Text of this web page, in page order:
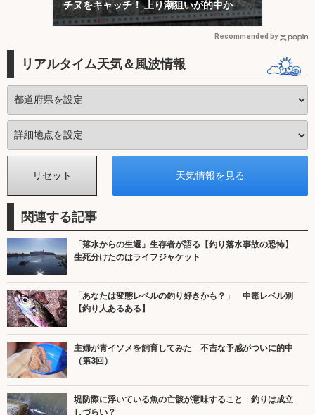
チヌをキャッチ！ 上り潮狙いが的中か
Recommended by
リアルタイム天気＆風波情報
関連する記事
「落水からの生還」生存者が語る【釣り落水事故の恐怖】
生死分けたのはライフジャケット
「あなたは変態レベルの釣り好きかも？」 中毒レベル別
【釣り人あるある】
主婦が青イソメを飼育してみた 不吉な予感がついに的中
（第3回）
堤防際に浮いている魚の亡骸が意味すること 釣りは成立
しづらい？